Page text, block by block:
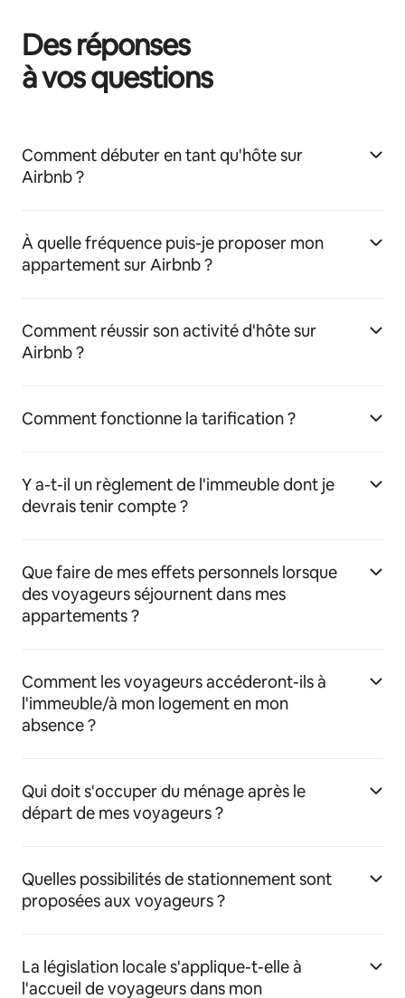
Des réponses
à vos questions
Comment débuter en tant qu'hôte sur
Airbnb ?
À quelle fréquence puis-je proposer mon
appartement sur Airbnb ?
Comment réussir son activité d'hôte sur
Airbnb ?
Comment fonctionne la tarification ?
Y a-t-il un règlement de l'immeuble dont je
devrais tenir compte ?
Que faire de mes effets personnels lorsque
des voyageurs séjournent dans mes
appartements ?
Comment les voyageurs accéderont-ils à
l'immeuble/à mon logement en mon
absence ?
Qui doit s'occuper du ménage après le
départ de mes voyageurs ?
Quelles possibilités de stationnement sont
proposées aux voyageurs ?
La législation locale s'applique-t-elle à
l'accueil de voyageurs dans mon